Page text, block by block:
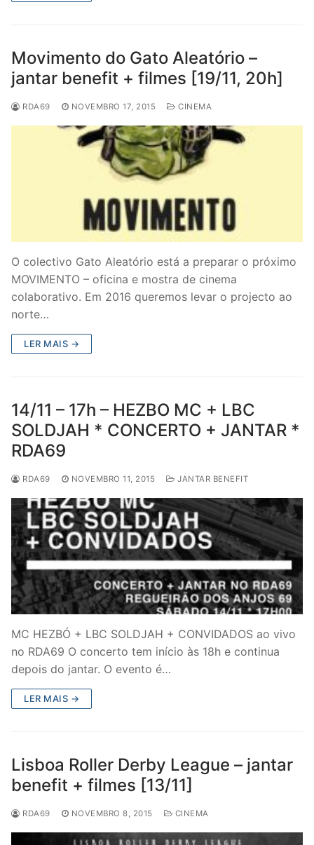
Movimento do Gato Aleatório –
jantar benefit + filmes [19/11, 20h]
RDA69 NOVEMBRO 17, 2015 CINEMA
O colectivo Gato Aleatório está a preparar o próximo
MOVIMENTO – oficina e mostra de cinema
colaborativo. Em 2016 queremos levar o projecto ao
norte…
LER MAIS →
14/11 – 17h – HEZBO MC + LBC
SOLDJAH * CONCERTO + JANTAR *
RDA69
RDA69 NOVEMBRO 11, 2015 JANTAR BENEFIT
MC HEZBÓ + LBC SOLDJAH + CONVIDADOS ao vivo
no RDA69 O concerto tem início às 18h e continua
depois do jantar. O evento é…
LER MAIS →
Lisboa Roller Derby League – jantar
benefit + filmes [13/11]
RDA69 NOVEMBRO 8, 2015 CINEMA